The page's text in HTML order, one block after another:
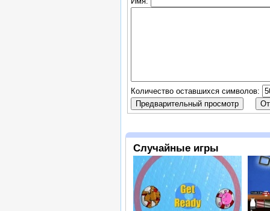
Количество оставшихся символов:
Случайные игры